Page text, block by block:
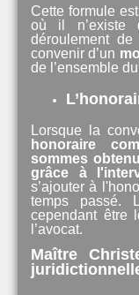
Cette formule
où il n’existe
déroulement
convenir d’un
de l’ensemble
Lorsque la
honoraire
sommes
grâce à
s’ajouter à
temps passé.
cependant être
l’avocat.
Maître